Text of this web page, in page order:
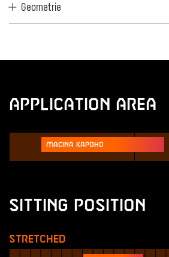
Geometrie
Application Area
Macina Kapoho
Sitting Position
Stretched